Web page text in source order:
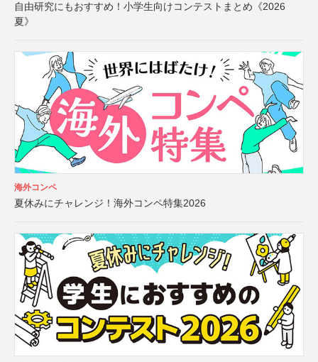
自由研究にもおすすめ！小学生向けコンテストまとめ《2026
夏》
海外コンペ
夏休みにチャレンジ！海外コンペ特集2026